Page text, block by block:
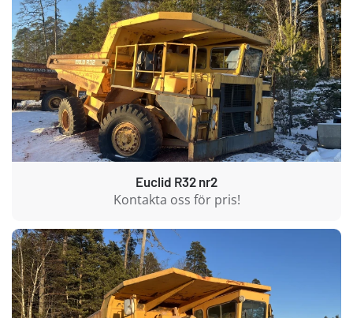
Euclid R32 nr2
Kontakta oss för pris!